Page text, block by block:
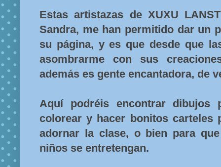
Estas artistazas de XUXU
Sandra, me han permitido dar un
su página, y es que desde que
asombrarme con sus
además es gente encantadora, de
Aquí podréis encontrar dibujos
colorear y hacer bonitos carteles
adornar la clase, o bien para
niños se entretengan.